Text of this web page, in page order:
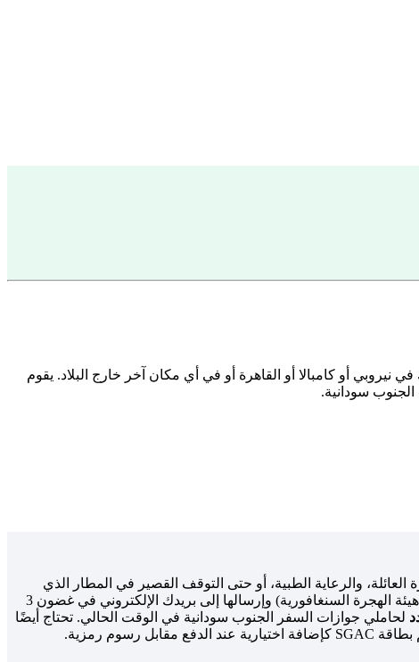
أو كامبالا أو القاهرة أو في أي مكان آخر خارج البلاد. يقوم
والرعاية الطبية، أو حتى التوقف القصير في المطار الذي
تتطلب مغادرة الطائرة فيه. وأسهل طريقة حاليًا هي الحصول على تأشيرة سنغافورة الإلكترونية عبر الإنترنت. يتم اعتمادها من قبل ICA (هيئة الهجرة السنغافورية) وإرسالها إلى بريدك الإلكتروني في غضون 3
لحاملي جوازات السفر الجنوب سودانية في الوقت الحالي. تحتاج أيضًا